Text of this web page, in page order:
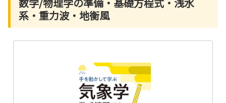
系・重力波・地衡風